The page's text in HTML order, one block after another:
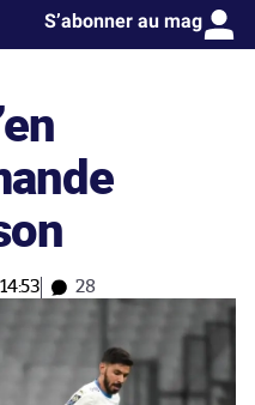
S’abonner au mag
28